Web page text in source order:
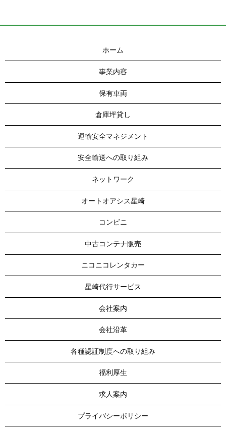
ホーム
事業内容
保有車両
倉庫坪貸し
運輸安全マネジメント
安全輸送への取り組み
ネットワーク
オートオアシス星崎
コンビニ
中古コンテナ販売
ニコニコレンタカー
星崎代行サービス
会社案内
会社沿革
各種認証制度への取り組み
福利厚生
求人案内
プライバシーポリシー